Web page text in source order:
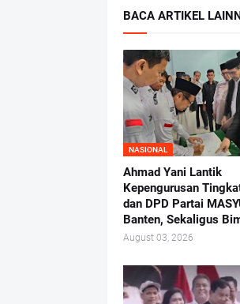
BACA ARTIKEL
NASIONAL
Ahmad Yani Lantik
Kepengurusan
dan DPD Partai
Banten, Sekaligus
August 03, 2026